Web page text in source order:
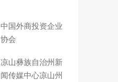
中国外商投资企业
协会
凉山彝族自治州新
闻传媒中心凉山州